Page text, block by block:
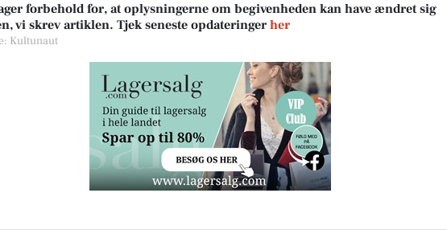
forbehold for, at oplysningerne om begivenheden kan have ændret sig
vi skrev artiklen. Tjek seneste opdateringer her
Kultunaut